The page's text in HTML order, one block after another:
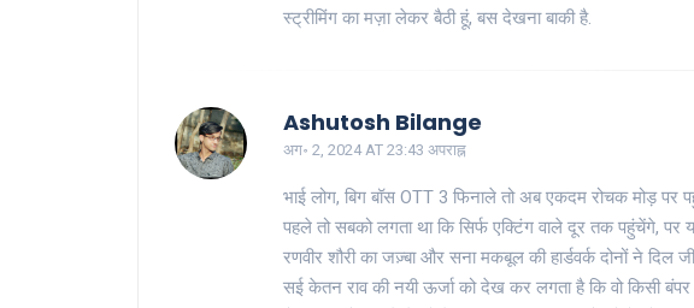
स्ट्रीमिंग का मज़ा लेकर बैठी हूं, बस देखना बाकी है.
Ashutosh Bilange
अग॰ 2, 2024 AT 23:43 अपराह्न
भाई लोग, बिग बॉस OTT 3 फिनाले तो अब एकदम रोचक मोड़ पर
पहले तो सबको लगता था कि सिर्फ एक्टिंग वाले दूर तक पहुंचेंगे, पर
रणवीर शौरी का जज़्बा और सना मकबूल की हार्डवर्क दोनों ने दिल
सई केतन राव की नयी ऊर्जा को देख कर लगता है कि वो किसी